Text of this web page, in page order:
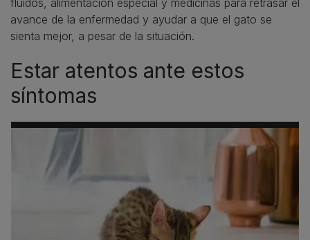
avance de la enfermedad y ayudar a que el gato se
sienta mejor, a pesar de la situación.
Estar atentos ante estos
síntomas